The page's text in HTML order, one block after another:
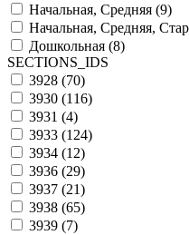
Начальная, Средняя (9)
Начальная, Средняя,
Дошкольная (8)
SECTIONS_IDS
3928 (70)
3930 (116)
3931 (4)
3933 (124)
3934 (12)
3936 (29)
3937 (21)
3938 (65)
3939 (7)